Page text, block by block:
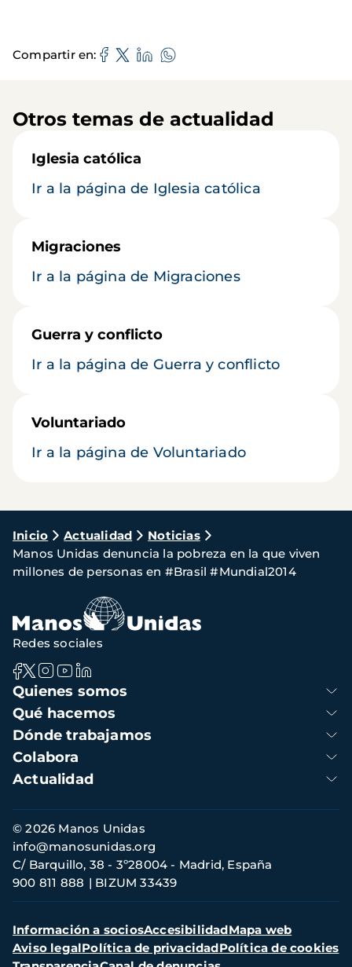
Compartir en
Otros temas de actualidad
Iglesia católica
Ir a la página de Iglesia católica
Migraciones
Ir a la página de Migraciones
Guerra y conflicto
Ir a la página de Guerra y conflicto
Voluntariado
Ir a la página de Voluntariado
Ruta
de
navegación
Inicio Actualidad
Noticias
Manos Unidas denuncia la pobreza en la que viven
millones de personas en #Brasil #Mundial2014
Navegación
principal
Quienes somos
Qué hacemos
Dónde trabajamos
Colabora
Actualidad
Redes sociales
Información
de
contacto
© 2026 Manos Unidas
C/ Barquillo, 38 - 3º28004 - Madrid, España
900 811 888
BIZUM 33439
info@manosunidas.org
Menú
secundario
Información a sociosAccesibilidadMapa web
Aviso legalPolítica de privacidadPolítica de cookies